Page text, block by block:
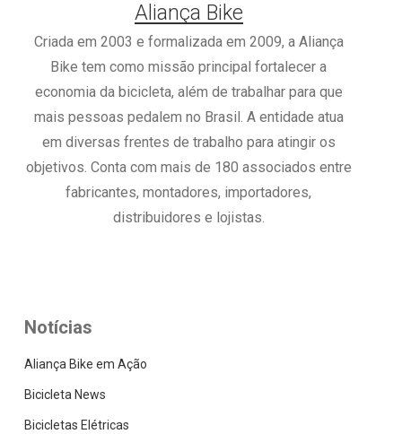
Aliança Bike
Criada em 2003 e formalizada em 2009, a Aliança
Bike tem como missão principal fortalecer a
economia da bicicleta, além de trabalhar para que
mais pessoas pedalem no Brasil. A entidade atua
em diversas frentes de trabalho para atingir os
objetivos. Conta com mais de 180 associados entre
fabricantes, montadores, importadores,
distribuidores e lojistas.
Notícias
Aliança Bike em Ação
Bicicleta News
Bicicletas Elétricas